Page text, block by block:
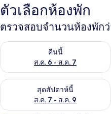
ตัวเลือกห้องพัก
ตรวจสอบจำนวนห้องพัก
คืนนี้
ส.ค. 6 - ส.ค. 7
ตรวจสอบจำนวนห้องพักว่างใน
สุดสัปดาห์นี้
ส.ค. 7 - ส.ค. 9
ตรวจสอบจำนวนห้องพักว่างใน